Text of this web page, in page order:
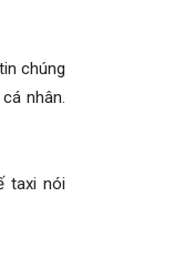
chúng
nhân.
taxi nói